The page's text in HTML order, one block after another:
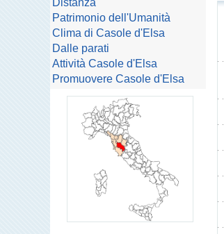
Distanza
Patrimonio dell'Umanità
Clima di Casole d'Elsa
Dalle parati
Attività Casole d'Elsa
Promuovere Casole d'Elsa